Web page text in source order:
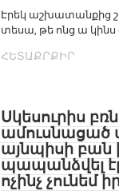
Էրեկ աշխատանքից
տեսա, թե ոնց ա կինս
ՀԵՏԱՔՐՔԻՐ
Սկեսուրիս
ամուսնացած
այնպիսի բան
պապանձվել
ոչինչ չունեմ